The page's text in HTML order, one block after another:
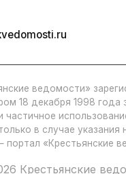
ведомости»
18 декабря 1998
частичное
в случае указания
«Крестьянские
Крестьянские